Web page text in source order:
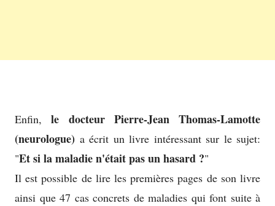
Enfin,le docteur Pierre-Jean Thomas-Lamotte
(neurologue) a écrit un livre intéressant sur le sujet:
"Et si la maladie n'était pas un hasard ?"
Il est possible de lire les premières pages de son livre
ainsi que 47 cas concrets de maladies qui font suite à